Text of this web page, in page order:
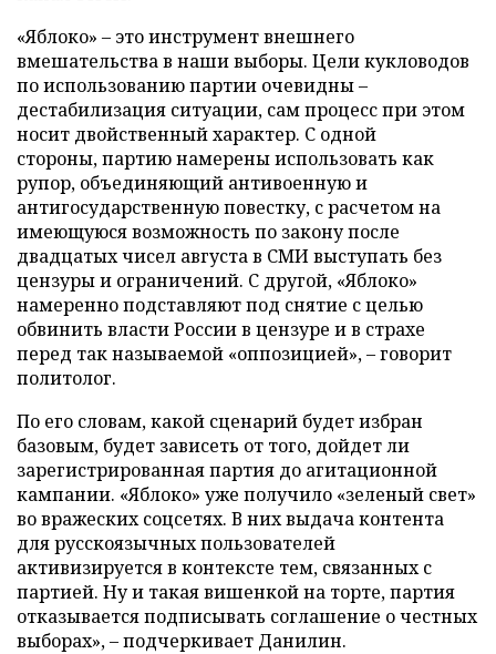
«Яблоко» – это инструмент внешнего
вмешательства в наши выборы. Цели кукловодов
по использованию партии очевидны –
дестабилизация ситуации, сам процесс при этом
носит двойственный характер. С одной
стороны, партию намерены использовать как
рупор, объединяющий антивоенную и
антигосударственную повестку, с расчетом на
имеющуюся возможность по закону после
двадцатых чисел августа в СМИ выступать без
цензуры и ограничений. С другой, «Яблоко»
намеренно подставляют под снятие с целью
обвинить власти России в цензуре и в страхе
перед так называемой «оппозицией», – говорит
политолог.
По его словам, какой сценарий будет избран
базовым, будет зависеть от того, дойдет ли
зарегистрированная партия до агитационной
кампании. «Яблоко» уже получило «зеленый свет»
во вражеских соцсетях. В них выдача контента
для русскоязычных пользователей
активизируется в контексте тем, связанных с
партией. Ну и такая вишенкой на торте, партия
отказывается подписывать соглашение о честных
выборах», – подчеркивает Данилин.